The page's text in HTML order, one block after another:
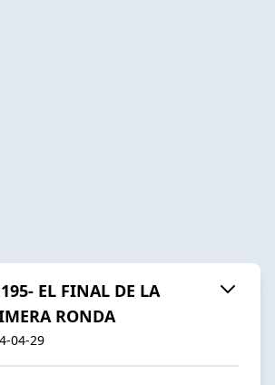
EL FINAL DE LA
RONDA
04-29